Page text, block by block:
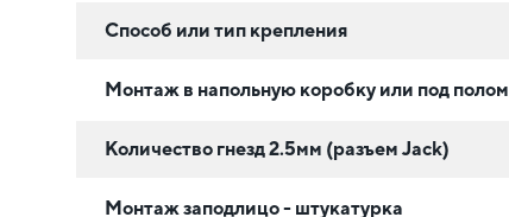
Способ или тип крепления
Монтаж в напольную коробку или под полом
Количество гнезд 2.5мм (разъем Jack)
Монтаж заподлицо - штукатурка